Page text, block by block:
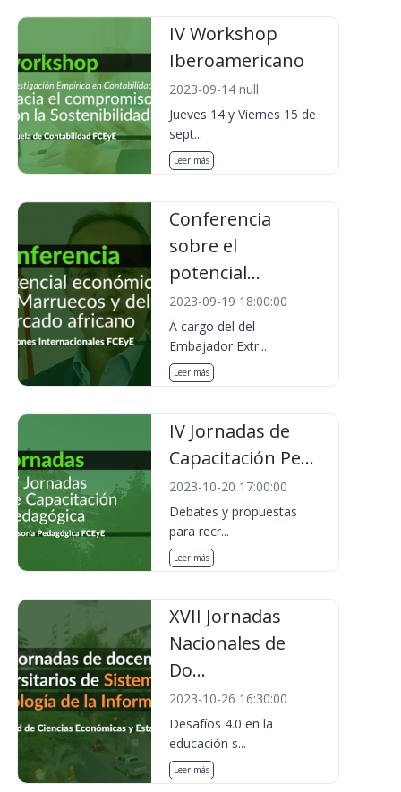
IV Workshop
Iberoamericano
2023-09-14 null
Jueves 14 y Viernes 15 de
sept...
Leer más
Conferencia
sobre el
potencial...
2023-09-19 18:00:00
A cargo del del
Embajador Extr...
Leer más
IV Jornadas de
Capacitación Pe...
2023-10-20 17:00:00
Debates y propuestas
para recr...
Leer más
XVII Jornadas
Nacionales de
Do...
2023-10-26 16:30:00
Desafíos 4.0 en la
educación s...
Leer más